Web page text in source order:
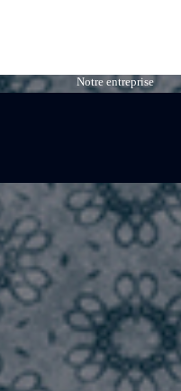
Notre entreprise